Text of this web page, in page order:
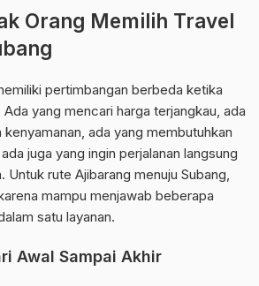
Orang Memilih Travel
pertimbangan berbeda ketika
yang mencari harga terjangkau, ada
ada yang membutuhkan
juga yang ingin perjalanan langsung
Untuk rute Ajibarang menuju Subang,
mampu menjawab beberapa
satu layanan.
Awal Sampai Akhir